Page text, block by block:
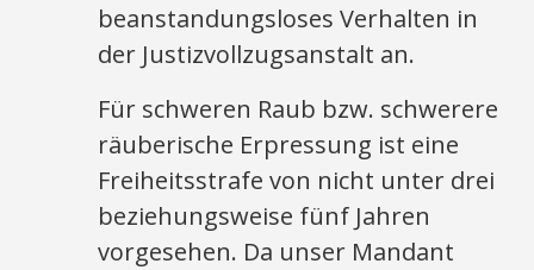
beanstandungsloses Verhalten in
der Justizvollzugsanstalt an.
Für schweren Raub bzw. schwerere
räuberische Erpressung ist eine
Freiheitsstrafe von nicht unter drei
beziehungsweise fünf Jahren
vorgesehen. Da unser Mandant